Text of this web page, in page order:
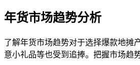
年货市场趋势分析
了解年货市场趋势对于选择爆款地摊
意小礼品等也受到追捧。把握市场趋